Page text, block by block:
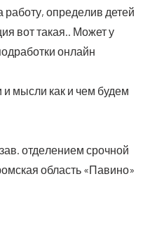
опре­де­лив детей
вот такая.. Может у
онлайн
мыс­ли как и чем будем
отде­ле­ни­ем сроч­ной
область «Пави­но»